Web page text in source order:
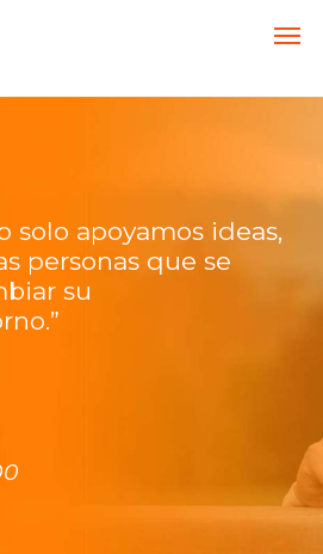
solo apoyamos ideas,
personas que se
su